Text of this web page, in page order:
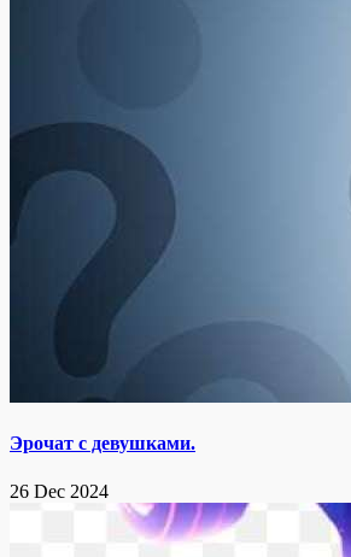
Эрочат с девушками.
26 Dec 2024